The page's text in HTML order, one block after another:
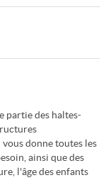
partie des haltes-
donne toutes les
ainsi que des
l'âge des enfants